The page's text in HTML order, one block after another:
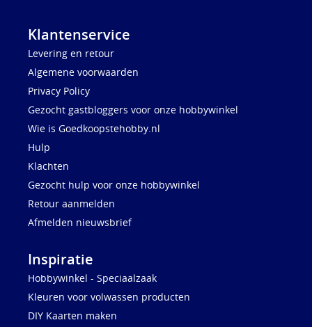
Klantenservice
Levering en retour
Algemene voorwaarden
Privacy Policy
Gezocht gastbloggers voor onze hobbywinkel
Wie is Goedkoopstehobby.nl
Hulp
Klachten
Gezocht hulp voor onze hobbywinkel
Retour aanmelden
Afmelden nieuwsbrief
Inspiratie
Hobbywinkel - Speciaalzaak
Kleuren voor volwassen producten
DIY Kaarten maken